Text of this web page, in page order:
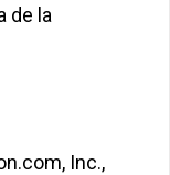
de la
Inc.,